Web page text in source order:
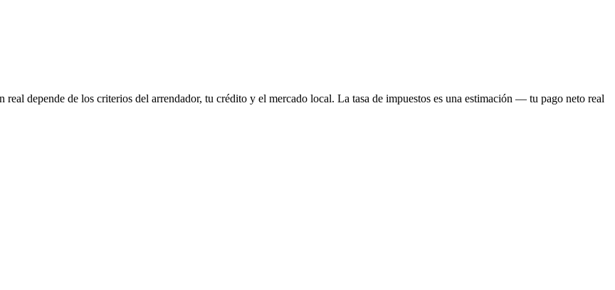
depende de los criterios del arrendador, tu crédito y el mercado local. La tasa de impuestos es una estimación — tu pago neto real